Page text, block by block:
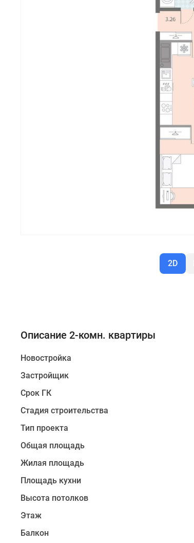
2D
Описание 2-комн. квартиры
Новостройка
Застройщик
Срок ГК
Стадия строительства
Тип проекта
Общая площадь
Жилая площадь
Площадь кухни
Высота потолков
Этаж
Балкон